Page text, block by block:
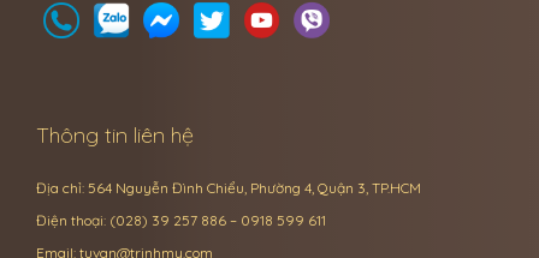
Thông tin liên hệ
Địa chỉ: 564 Nguyễn Đình Chiểu, Phường 4, Quận 3, TP.HCM
Điện thoại: (028) 39 257 886 – 0918 599 611
Email: tuvan@trinhmy.com